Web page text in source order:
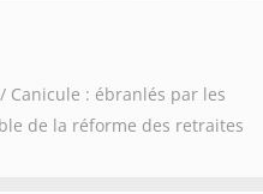
Canicule : ébranlés par les
de la réforme des retraites